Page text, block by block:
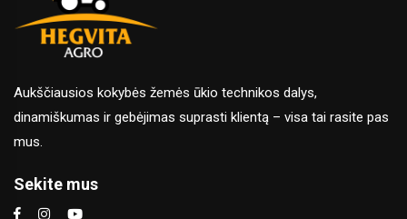
Aukščiausios kokybės žemės ūkio technikos dalys,
dinamiškumas ir gebėjimas suprasti klientą – visa tai rasite pas
mus.
Sekite mus